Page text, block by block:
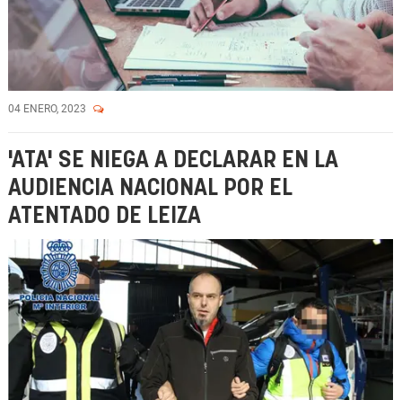
04 ENERO, 2023
'ATA' SE NIEGA A DECLARAR EN LA
AUDIENCIA NACIONAL POR EL
ATENTADO DE LEIZA